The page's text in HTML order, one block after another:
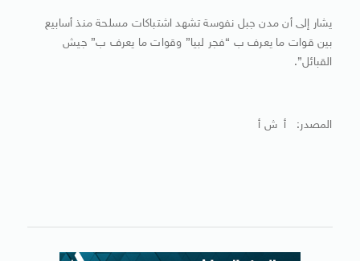
يشار إلى أن مدن جبل نفوسة تشهد اشتباكات مسلحة منذ أسابيع
بين قوات ما يعرف ب “فجر لبيا” وقوات ما يعرف ب” جيش
القبائل”.
المصدر: أ ش أ